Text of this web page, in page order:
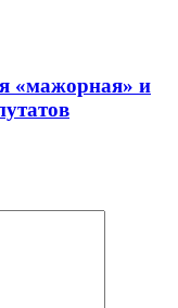
«мажорная» и